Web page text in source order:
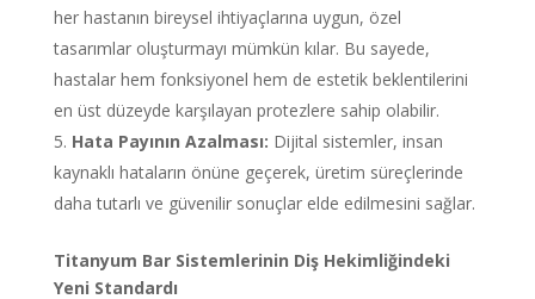
her hastanın bireysel ihtiyaçlarına uygun, özel
tasarımlar oluşturmayı mümkün kılar. Bu sayede,
hastalar hem fonksiyonel hem de estetik beklentilerini
en üst düzeyde karşılayan protezlere sahip olabilir.
Hata Payının Azalması: Dijital sistemler, insan
kaynaklı hataların önüne geçerek, üretim süreçlerinde
daha tutarlı ve güvenilir sonuçlar elde edilmesini sağlar.
Titanyum Bar Sistemlerinin Diş Hekimliğindeki
Yeni Standardı